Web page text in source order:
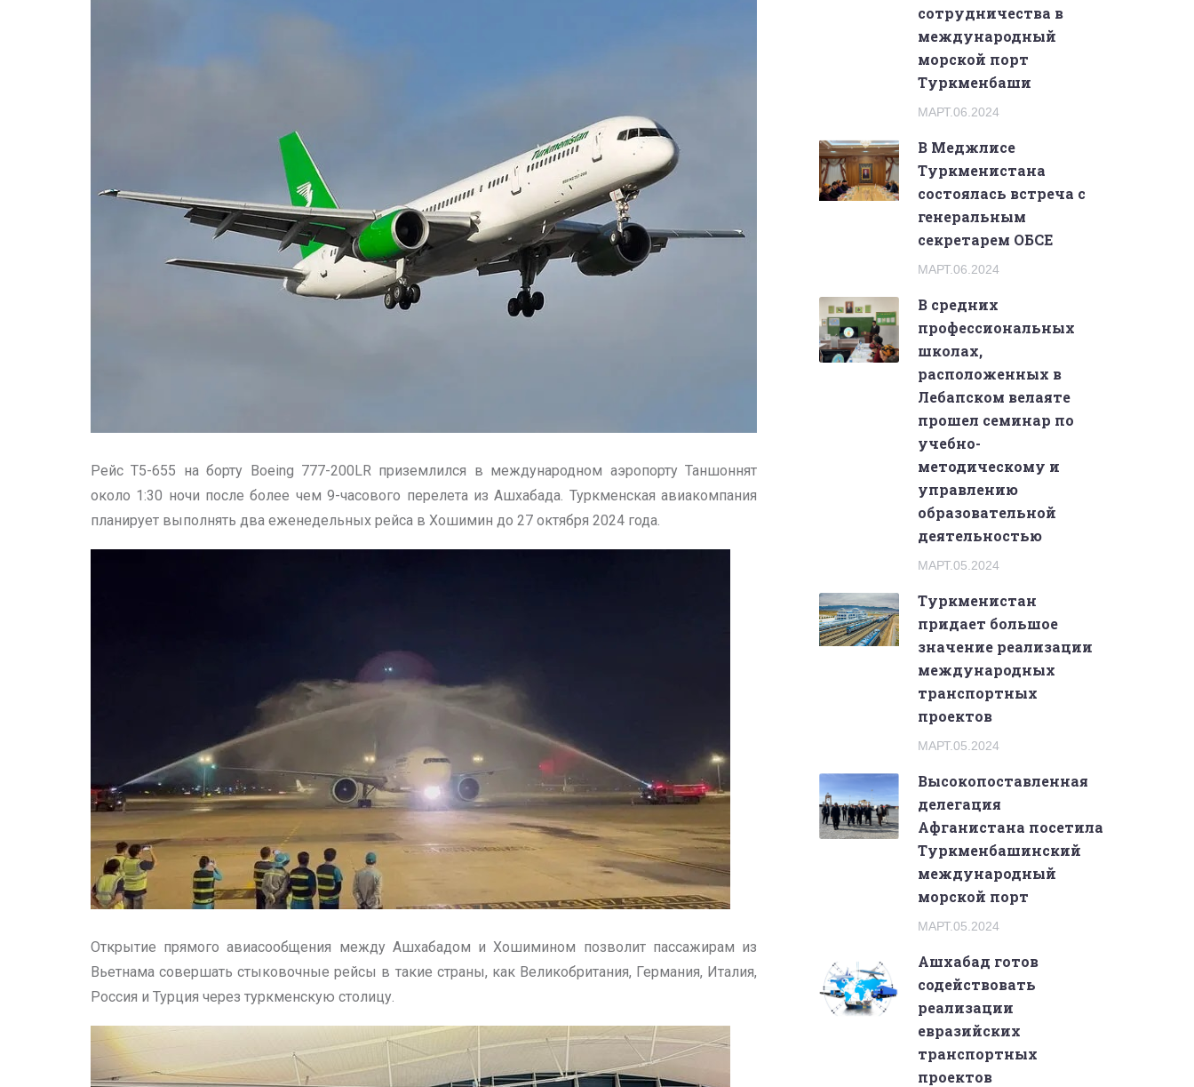
Рейс Т5-655 на борту Boeing 777-200LR приземлился в международном аэропорту Таншоннят
около 1:30 ночи после более чем 9-часового перелета из Ашхабада. Туркменская авиакомпания
планирует выполнять два еженедельных рейса в Хошимин до 27 октября 2024 года.
Открытие прямого авиасообщения между Ашхабадом и Хошимином позволит пассажирам из
Вьетнама совершать стыковочные рейсы в такие страны, как Великобритания, Германия, Италия,
Россия и Турция через туркменскую столицу.
сотрудничества в
международный
морской порт
Туркменбаши
МАРТ.06.2024
В Меджлисе
Туркменистана
состоялась встреча с
генеральным
секретарем ОБСЕ
МАРТ.06.2024
В средних
профессиональных
школах,
расположенных в
Лебапском велаяте
прошел семинар по
учебно-
методическому и
управлению
образовательной
деятельностью
МАРТ.05.2024
Туркменистан
придает большое
значение реализации
международных
транспортных
проектов
МАРТ.05.2024
Высокопоставленная
делегация
Афганистана посетила
Туркменбашинский
международный
морской порт
МАРТ.05.2024
Ашхабад готов
содействовать
реализации
евразийских
транспортных
проектов